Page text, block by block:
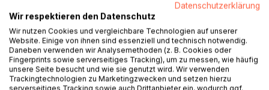
Hanne wollte eigentlich nur Brötchen holen. Rüdiger wollte
eigentlich nur seine Ruhe.
Dann kauft Hanne zum ersten Mal in ihrem Leben einen
Lottoschein - und gewinnt 65 Millionen Euro.
Von einem Tag auf den anderen verwandelt sich ein
beschauliches Lehrerleben in ein turbulentes Abenteuer.
Datenschutzerklärung
Wir respektieren den Datenschutz
Wir nutzen Cookies und vergleichbare Technologien auf unserer
Website. Einige von ihnen sind essenziell und technisch notwendig.
Daneben verwenden wir Analysemethoden (z. B. Cookies oder
Fingerprints sowie serverseitiges Tracking), um zu messen, wie häufig
unsere Seite besucht und wie sie genutzt wird. Wir verwenden
Trackingtechnologien zu Marketingzwecken und setzen hierzu
serverseitiges Tracking sowie auch Drittanbieter ein, wodurch ggf.